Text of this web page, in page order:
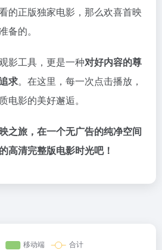
的正版独家电影，那么欢喜首映
备的。
影工具，更是一种对好内容的尊
求。在这里，每一次点击播放，
电影的美好邂逅。
之旅，在一个无广告的纯净空间
高清完整版电影时光吧！